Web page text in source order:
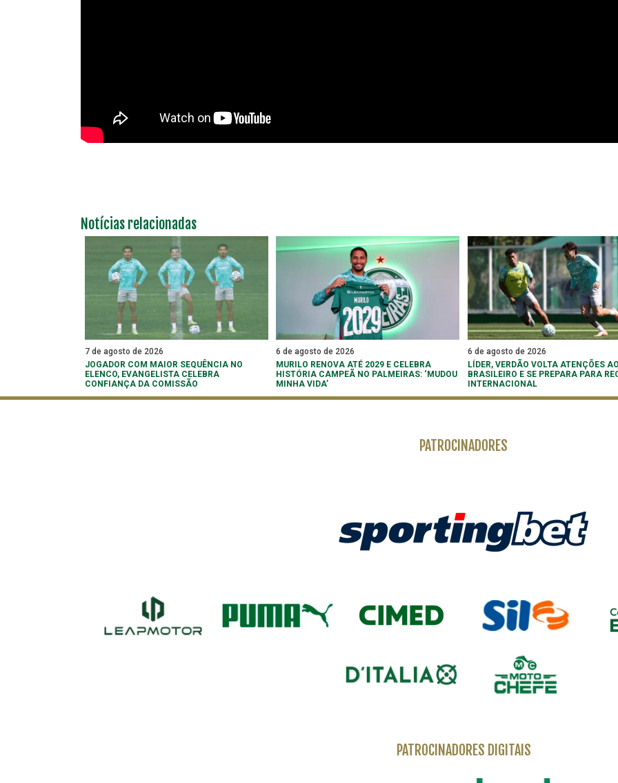
Notícias relacionadas
7 de agosto de 2026
JOGADOR COM MAIOR SEQUÊNCIA NO
ELENCO, EVANGELISTA CELEBRA
CONFIANÇA DA COMISSÃO
6 de agosto de 2026
MURILO RENOVA ATÉ 2029 E CELEBRA
HISTÓRIA CAMPEÃ NO PALMEIRAS: ‘MUDOU
MINHA VIDA’
6 de agosto de 2026
LÍDER, VERDÃO VOLTA ATENÇÕES
BRASILEIRO E SE PREPARA PARA
INTERNACIONAL
PATROCINADORES
PATROCINADORES DIGITAIS